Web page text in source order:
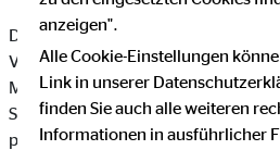
Die OVB Vermögensberatung AG
Verantwortlicher zahlreiche
Maßnahmen umgesetzt, um einen
Schutz der über diese Internetseite
personenbezogenen Daten
anzeigen".
Alle Cookie-Einstellungen
Link in unserer
finden Sie auch alle weiteren
Informationen in ausführlicher